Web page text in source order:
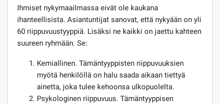
Ihmiset nykymaailmassa eivät ole kaukana
ihanteellisista. Asiantuntijat sanovat, että nykyään on yli
60 riippuvuustyyppiä. Lisäksi ne kaikki on jaettu kahteen
suureen ryhmään. Se:
Kemiallinen. Tämäntyyppisten riippuvuuksien
myötä henkilöllä on halu saada aikaan tiettyä
ainetta, joka tulee kehoonsa ulkopuolelta.
Psykologinen riippuvuus. Tämäntyyppisen